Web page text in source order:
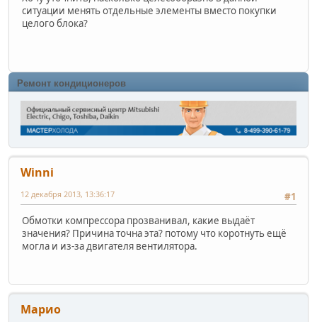
ситуации менять отдельные элементы вместо покупки
целого блока?
Ремонт кондиционеров
Winni
#1
12 декабря 2013, 13:36:17
Обмотки компрессора прозванивал, какие выдаёт
значения? Причина точна эта? потому что коротнуть ещё
могла и из-за двигателя вентилятора.
Марио